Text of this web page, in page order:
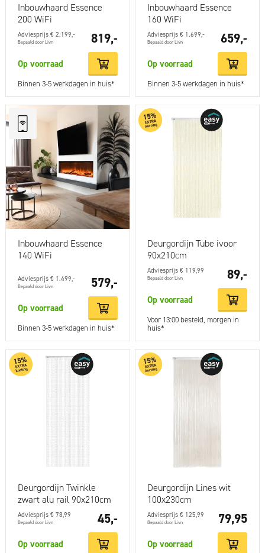
Inbouwhaard Essence
200 WiFi
Adviesprijs € 2.199,-
Bepaald door Livn 819,-
Op voorraad
Binnen 3-5 werkdagen in huis*
Inbouwhaard Essence
160 WiFi
Adviesprijs € 1.699,-
Bepaald door Livn 659,-
Op voorraad
Binnen 3-5 werkdagen in huis*
Inbouwhaard Essence
140 WiFi
Adviesprijs € 1.499,-
Bepaald door Livn 579,-
Op voorraad
Binnen 3-5 werkdagen in huis*
Deurgordijn Tube ivoor
90x210cm
Adviesprijs € 119,99
Bepaald door Livn 89,-
Op voorraad
Voor 13:00 besteld, morgen in
huis*
Deurgordijn Twinkle
zwart alu rail 90x210cm
Adviesprijs € 78,99
Bepaald door Livn 45,-
Op voorraad
Deurgordijn Lines wit
100x230cm
Adviesprijs € 125,99
Bepaald door Livn 79,95
Op voorraad